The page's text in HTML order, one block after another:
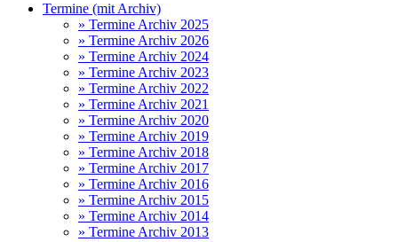
Termine (mit Archiv)
» Termine Archiv 2025
» Termine Archiv 2026
» Termine Archiv 2024
» Termine Archiv 2023
» Termine Archiv 2022
» Termine Archiv 2021
» Termine Archiv 2020
» Termine Archiv 2019
» Termine Archiv 2018
» Termine Archiv 2017
» Termine Archiv 2016
» Termine Archiv 2015
» Termine Archiv 2014
» Termine Archiv 2013